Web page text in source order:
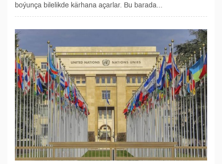
boýunça bilelikde kärhana açarlar. Bu barada...